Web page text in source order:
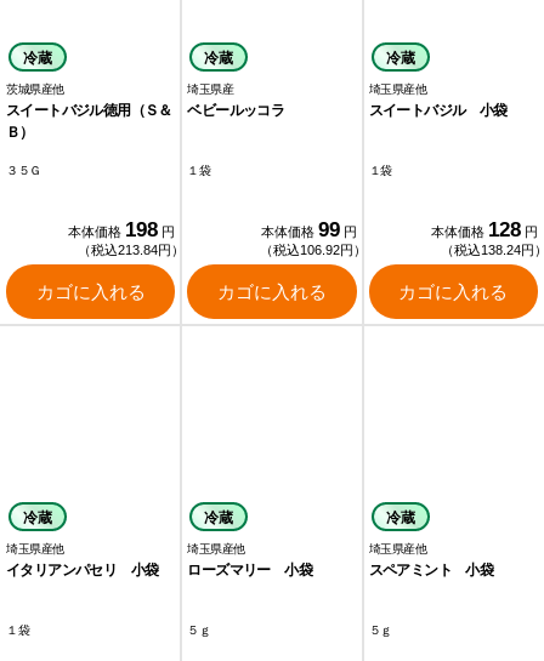
冷蔵
茨城県産他
スイートバジル徳用（Ｓ＆
Ｂ）
３５Ｇ
本体価格 198 円
（税込213.84円）
カゴに入れる
冷蔵
埼玉県産
ベビールッコラ
１袋
本体価格 99 円
（税込106.92円）
カゴに入れる
冷蔵
埼玉県産他
スイートバジル 小袋
１袋
本体価格 128 円
（税込138.24円
カゴに入れる
冷蔵
埼玉県産他
イタリアンパセリ 小袋
１袋
冷蔵
埼玉県産他
ローズマリー 小袋
５ｇ
冷蔵
埼玉県産他
スペアミント 小袋
５ｇ